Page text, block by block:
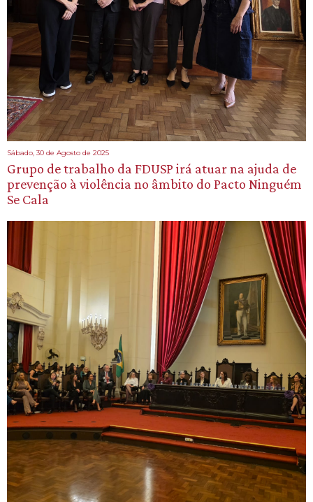
Sábado, 30 de Agosto de 2025
Grupo de trabalho da FDUSP irá atuar na ajuda de
prevenção à violência no âmbito do Pacto Ninguém
Se Cala